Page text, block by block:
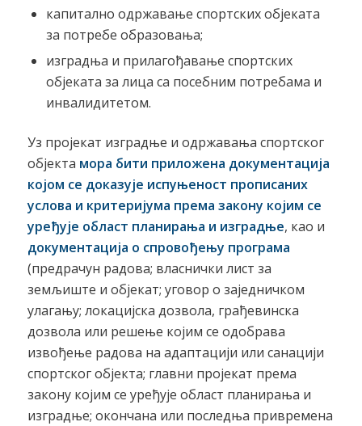
капитално одржавање спортских објеката
за потребе образовања;
изградња и прилагођавање спортских
објеката за лица са посебним потребама и
инвалидитетом.
Уз пројекат изградње и одржавања спортског
објекта мора бити приложена документација
којом се доказује испуњеност прописаних
услова и критеријума према закону којим се
уређује област планирања и изградње, као и
документација о спровођењу програма
(предрачун радова; власнички лист за
земљиште и објекат; уговор о заједничком
улагању; локацијска дозвола, грађевинска
дозвола или решење којим се одобрава
извођење радова на адаптацији или санацији
спортског објекта; главни пројекат према
закону којим се уређује област планирања и
изградње; окончана или последња привремена